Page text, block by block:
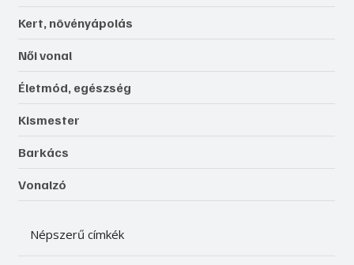
Kert, növényápolás
Női vonal
Életmód, egészség
Kismester
Barkács
Vonalzó
Népszerű címkék